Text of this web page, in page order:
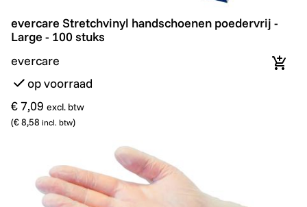
evercare Stretchvinyl handschoenen poedervrij -
evercare Stretchvinyl handschoenen poedervrij -
Large - 100 stuks
evercare
op voorraad
€ 7,09 excl. btw
(€ 8,58 incl. btw)
In